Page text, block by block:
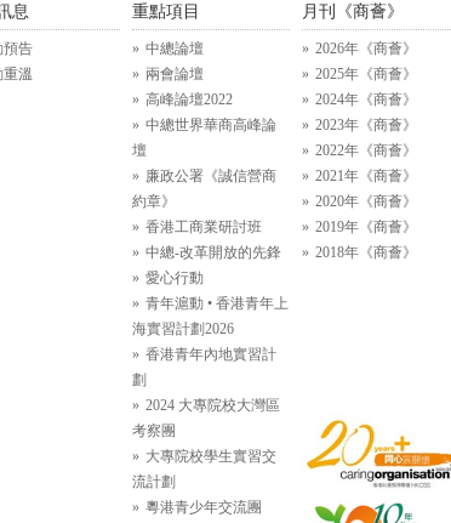
息
預告
重溫
重點項目
中總論壇
兩會論壇
高峰論壇2022
中總世界華商高峰論
壇
廉政公署《誠信營商
約章》
香港工商業研討班
中總-改革開放的先鋒
愛心行動
青年滬動 • 香港青年上
海實習計劃2026
香港青年內地實習計
劃
2024 大專院校大灣區
考察團
大專院校學生實習交
流計劃
粵港青少年交流團
月刊《商薈》
2026年《商薈》
2025年《商薈》
2024年《商薈》
2023年《商薈》
2022年《商薈》
2021年《商薈》
2020年《商薈》
2019年《商薈》
2018年《商薈》